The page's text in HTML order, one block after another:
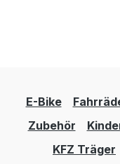
E-Bike
Zubehör
KFZ Träger